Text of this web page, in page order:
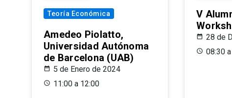
Teoría Económica
Amedeo Piolatto,
Universidad Autónoma
de Barcelona (UAB)
5 de Enero de 2024
11:00 a 12:00
V
28 de
08:30